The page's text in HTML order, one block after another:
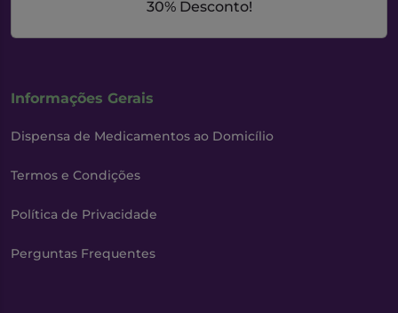
30% Desconto!
Informações Gerais
Dispensa de Medicamentos ao Domicílio
Termos e Condições
Política de Privacidade
Perguntas Frequentes